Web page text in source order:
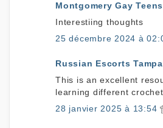
Montgomery Gay Teens
Interestiing thoughts
25 décembre 2024 à
Russian Escorts Tampa
This is an excellent
learning different
28 janvier 2025 à 13:54